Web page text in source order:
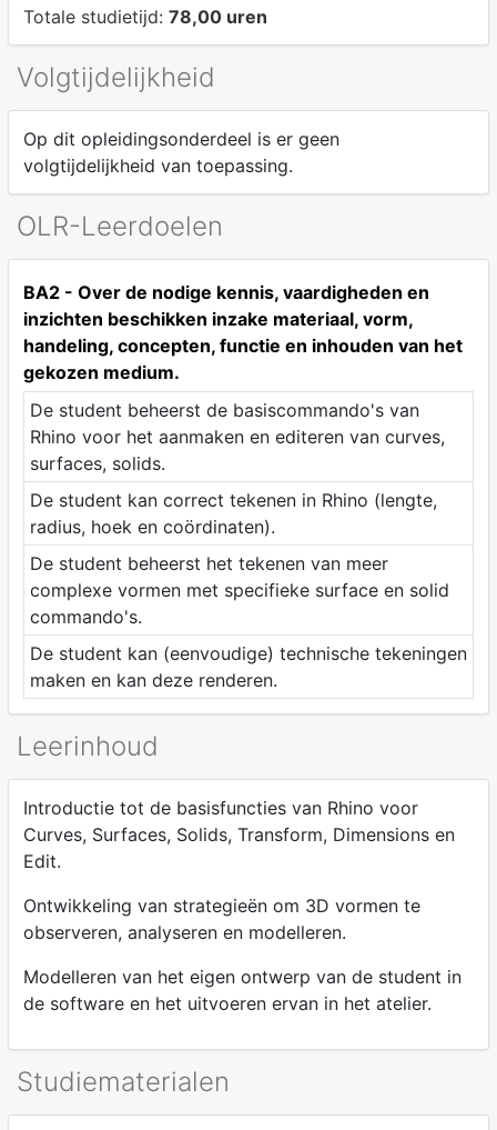
Totale studietijd: 78,00 uren
Volgtijdelijkheid
Op dit opleidingsonderdeel is er geen
volgtijdelijkheid van toepassing.
OLR-Leerdoelen
BA2 - Over de nodige kennis, vaardigheden en
inzichten beschikken inzake materiaal, vorm,
handeling, concepten, functie en inhouden van het
gekozen medium.
De student beheerst de basiscommando's van
Rhino voor het aanmaken en editeren van curves,
surfaces, solids.
De student kan correct tekenen in Rhino (lengte,
radius, hoek en coördinaten).
De student beheerst het tekenen van meer
complexe vormen met specifieke surface en solid
commando's.
De student kan (eenvoudige) technische tekeningen
maken en kan deze renderen.
Leerinhoud
Introductie tot de basisfuncties van Rhino voor
Curves, Surfaces, Solids, Transform, Dimensions en
Edit.
Ontwikkeling van strategieën om 3D vormen te
observeren, analyseren en modelleren.
Modelleren van het eigen ontwerp van de student in
de software en het uitvoeren ervan in het atelier.
Studiematerialen